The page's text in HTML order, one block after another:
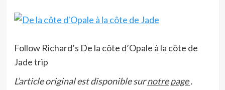
Follow Richard’s De la côte d’Opale à la côte de
Jade trip
L’article original est disponible surnotre page.